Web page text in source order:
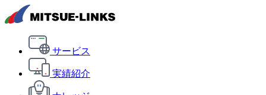
サービス
実績紹介